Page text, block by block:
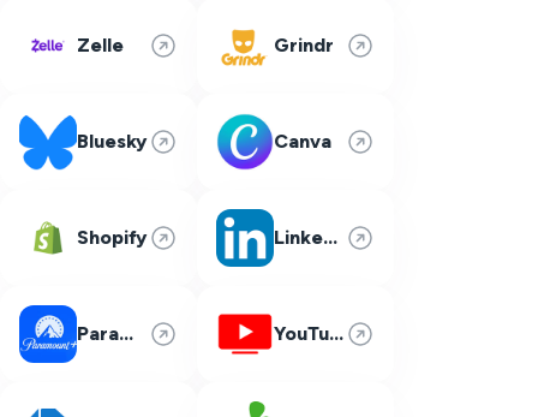
Zelle Grindr
Bluesky Canva
Shopify LinkedIn
Paramount Plus YouTube TV